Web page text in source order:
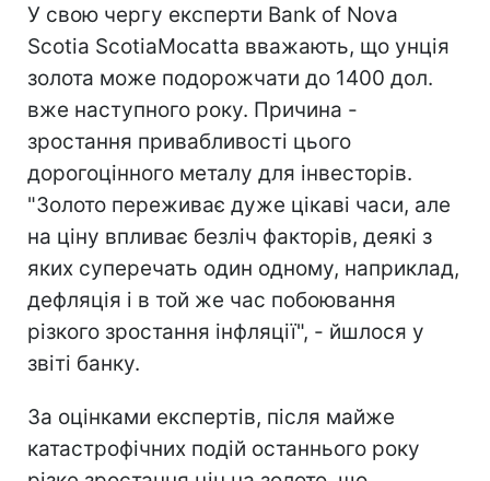
У свою чергу експерти Bank of Nova
Scotia ScotiaMocatta вважають, що унція
золота може подорожчати до 1400 дол.
вже наступного року. Причина -
зростання привабливості цього
дорогоцінного металу для інвесторів.
"Золото переживає дуже цікаві часи, але
на ціну впливає безліч факторів, деякі з
яких суперечать один одному, наприклад,
дефляція і в той же час побоювання
різкого зростання інфляції", - йшлося у
звіті банку.
За оцінками експертів, після майже
катастрофічних подій останнього року